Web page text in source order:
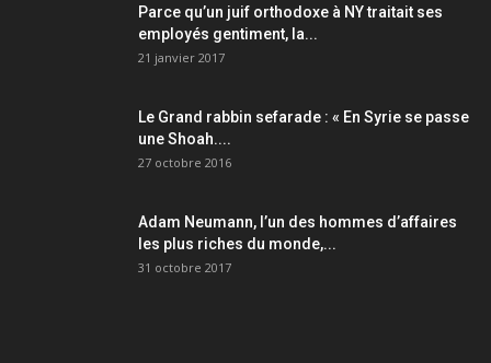
Parce qu’un juif orthodoxe à NY traitait ses
employés gentiment, la...
21 janvier 2017
Le Grand rabbin sefarade : « En Syrie se passe
une Shoah....
27 octobre 2016
Adam Neumann, l’un des hommes d’affaires
les plus riches du monde,...
31 octobre 2017